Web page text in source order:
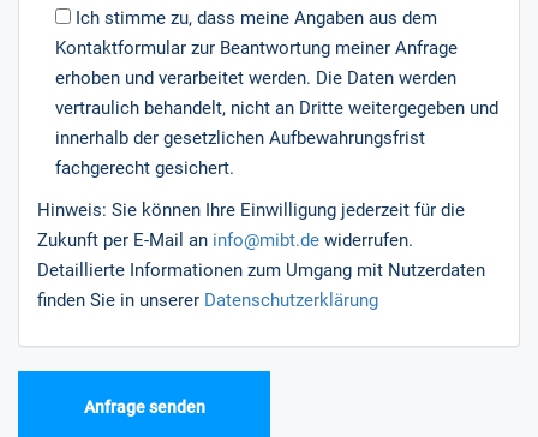
Ich stimme zu, dass meine Angaben aus dem
Kontaktformular zur Beantwortung meiner Anfrage
erhoben und verarbeitet werden. Die Daten werden
vertraulich behandelt, nicht an Dritte weitergegeben und
innerhalb der gesetzlichen Aufbewahrungsfrist
fachgerecht gesichert.
Hinweis: Sie können Ihre Einwilligung jederzeit für die
Zukunft per E-Mail an info@mibt.de widerrufen.
Detaillierte Informationen zum Umgang mit Nutzerdaten
finden Sie in unserer Datenschutzerklärung